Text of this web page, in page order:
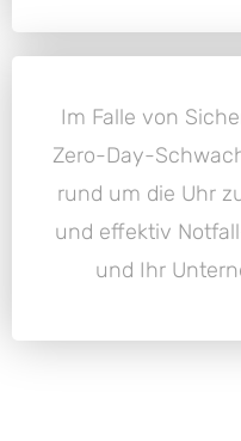
Im Falle von
Zero-Day-
rund um die Uhr
und effektiv
und Ihr